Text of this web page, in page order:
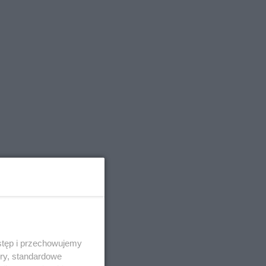
i przechowujemy
standardowe